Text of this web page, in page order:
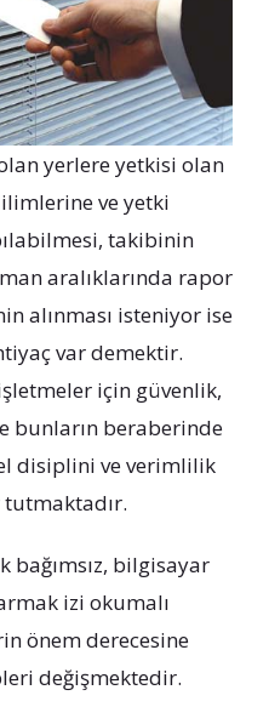
yerlere yetkisi olan
ve yetki
takibinin
aralıklarında rapor
alınması isteniyor ise
var demektir.
için güvenlik,
bunların beraberinde
disiplini ve verimlilik
tutmaktadır.
bağımsız, bilgisayar
izi okumalı
önem derecesine
değişmektedir.